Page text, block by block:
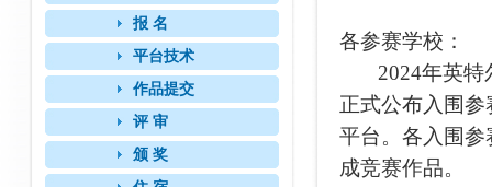
报 名
平台技术
作品提交
评 审
颁 奖
各参赛学校：
2024年英特
正式公布入围
平台。各入围
成竞赛作品。